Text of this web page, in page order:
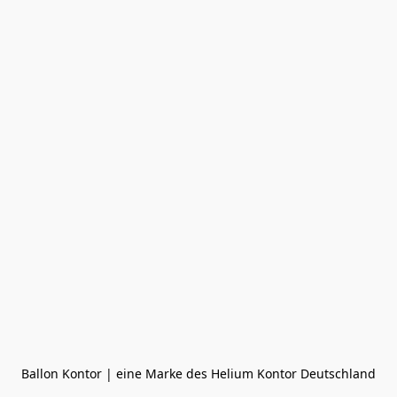
Ballon Kontor | eine Marke des Helium Kontor Deutschland